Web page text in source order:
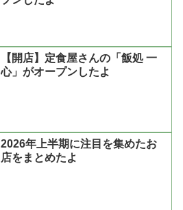
【開店】定食屋さんの「飯処 一
心」がオープンしたよ
2026年上半期に注目を集めたお
店をまとめたよ